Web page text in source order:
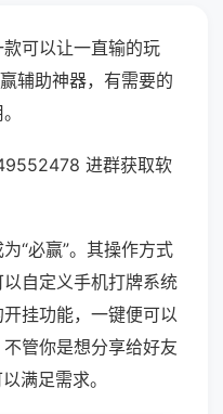
可以让一直输的玩
辅助神器，有需要的
进群获取软
“必赢”。其操作方式
自定义手机打牌系统
挂功能，一键便可以
管你是想分享给好友
满足需求。